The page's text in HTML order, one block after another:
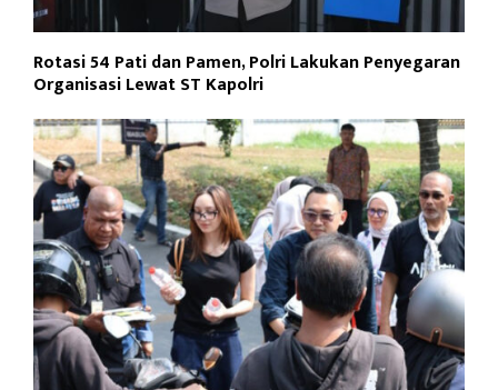
Rotasi 54 Pati dan Pamen, Polri Lakukan Penyegaran
Organisasi Lewat ST Kapolri